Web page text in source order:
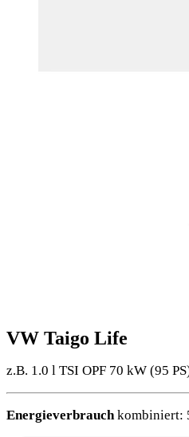
VW Taigo Life
z.B. 1.0 l TSI OPF 70 kW (95 PS
Energieverbrauchkombiniert: